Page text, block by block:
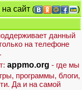
на сайт (
)
данный
на телефоне
appmo.org - где мы
программы, блоги,
Да и на самой